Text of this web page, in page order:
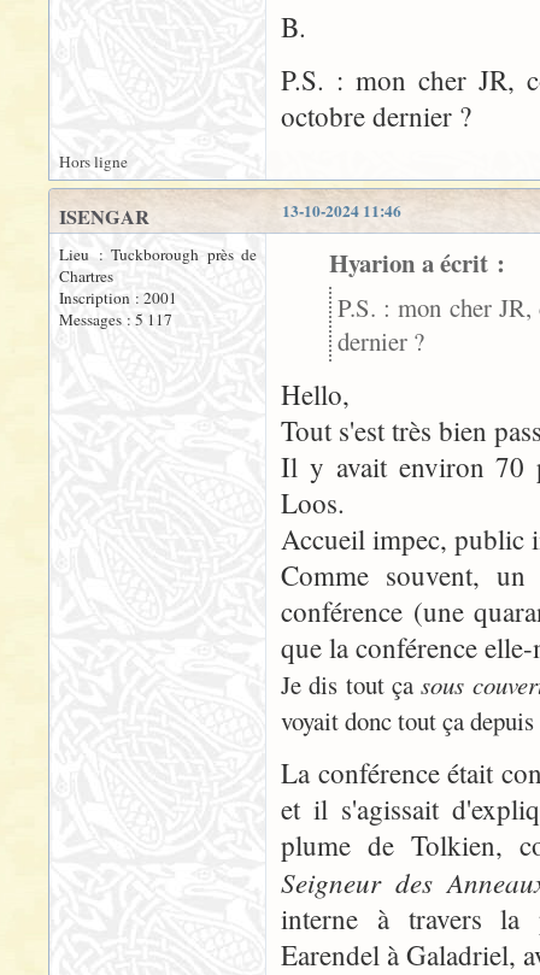
B.
P.S. : mon cher JR,
octobre dernier ?
Hors ligne
13-10-2024 11:46
ISENGAR
Lieu : Tuckborough près de
Chartres
Inscription : 2001
Messages : 5 117
Hyarion a écrit :
P.S. : mon cher
dernier ?
Hello,
Tout s'est très bien
Il y avait environ 70
Loos.
Accueil impec, public
Comme souvent,
conférence (une
que la conférence
Je dis tout çasous
voyait donc tout ça
La conférence était
et il s'agissait
plume de Tolkien,
Seigneur des
interne à travers la
Earendel à Galadriel,